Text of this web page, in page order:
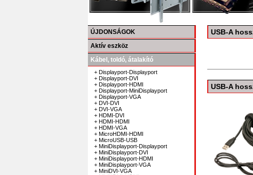
ÚJDONSÁGOK
Aktív eszköz
Kábel, toldó, átalakító
+ Displayport-Displayport
+ Displayport-DVI
+ Displayport-HDMI
+ Displayport-MiniDisplayport
+ Displayport-VGA
+ DVI-DVI
+ DVI-VGA
+ HDMI-DVI
+ HDMI-HDMI
+ HDMI-VGA
+ MicroHDMI-HDMI
+ MicroUSB-USB
+ MiniDisplayport-Displayport
+ MiniDisplayport-DVI
+ MiniDisplayport-HDMI
+ MiniDisplayport-VGA
+ MiniDVI-VGA
USB-A
USB-A